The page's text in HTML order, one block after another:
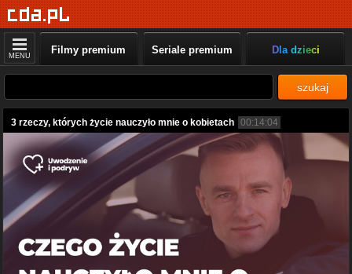
MENU Filmy premium Seriale premium Dla dzieci
szukaj
3 rzeczy, których życie nauczyło mnie o kobietach 00:14:04